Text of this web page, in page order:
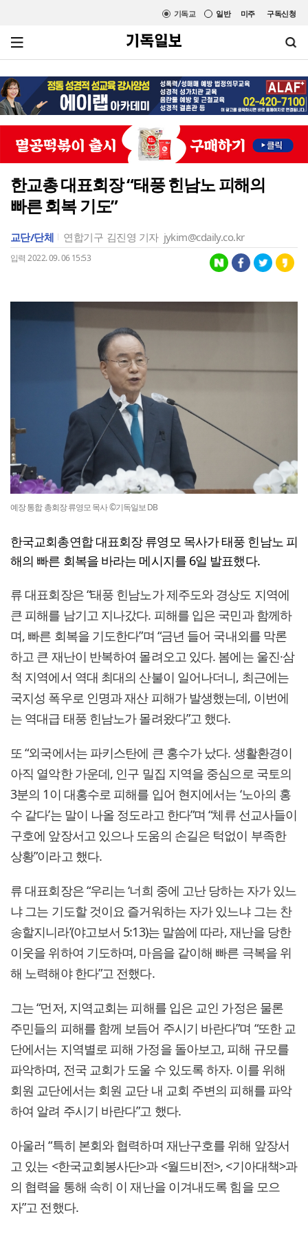
미주 구독신청
일반
기독교
한교총 대표회장 “태풍 힌남노 피해의
빠른 회복 기도”
교단/단체 연합기구 김진영 기자 jykim@cdaily.co.kr
입력 2022. 09. 06 15:53
예장 통합 총회장 류영모 목사 ©기독일보 DB
한국교회총연합 대표회장 류영모 목사가 태풍 힌남노 피
해의 빠른 회복을 바라는 메시지를 6일 발표했다.
류 대표회장은 “태풍 힌남노가 제주도와 경상도 지역에
큰 피해를 남기고 지나갔다. 피해를 입은 국민과 함께하
며, 빠른 회복을 기도한다”며 “금년 들어 국내외를 막론
하고 큰 재난이 반복하여 몰려오고 있다. 봄에는 울진·삼
척 지역에서 역대 최대의 산불이 일어나더니, 최근에는
국지성 폭우로 인명과 재산 피해가 발생했는데, 이번에
는 역대급 태풍 힌남노가 몰려왔다”고 했다.
또 “외국에서는 파키스탄에 큰 홍수가 났다. 생활환경이
아직 열악한 가운데, 인구 밀집 지역을 중심으로 국토의
3분의 1이 대홍수로 피해를 입어 현지에서는 ‘노아의 홍
수 같다’는 말이 나올 정도라고 한다”며 “체류 선교사들이
구호에 앞장서고 있으나 도움의 손길은 턱없이 부족한
상황”이라고 했다.
류 대표회장은 “우리는 ‘너희 중에 고난 당하는 자가 있느
냐 그는 기도할 것이요 즐거워하는 자가 있느냐 그는 찬
송할지니라’(야고보서 5:13)는 말씀에 따라, 재난을 당한
이웃을 위하여 기도하며, 마음을 같이해 빠른 극복을 위
해 노력해야 한다”고 전했다.
그는 “먼저, 지역교회는 피해를 입은 교인 가정은 물론
주민들의 피해를 함께 보듬어 주시기 바란다”며 “또한 교
단에서는 지역별로 피해 가정을 돌아보고, 피해 규모를
파악하며, 전국 교회가 도울 수 있도록 하자. 이를 위해
회원 교단에서는 회원 교단 내 교회 주변의 피해를 파악
하여 알려 주시기 바란다”고 했다.
아울러 “특히 본회와 협력하며 재난구호를 위해 앞장서
고 있는 <한국교회봉사단>과 <월드비전>, <기아대책>과
의 협력을 통해 속히 이 재난을 이겨내도록 힘을 모으
자”고 전했다.